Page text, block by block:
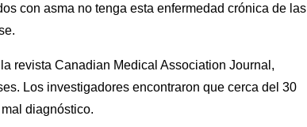
con asma no tenga esta enfermedad crónica de las
revista Canadian Medical Association Journal,
Los investigadores encontraron que cerca del 30
diagnóstico.